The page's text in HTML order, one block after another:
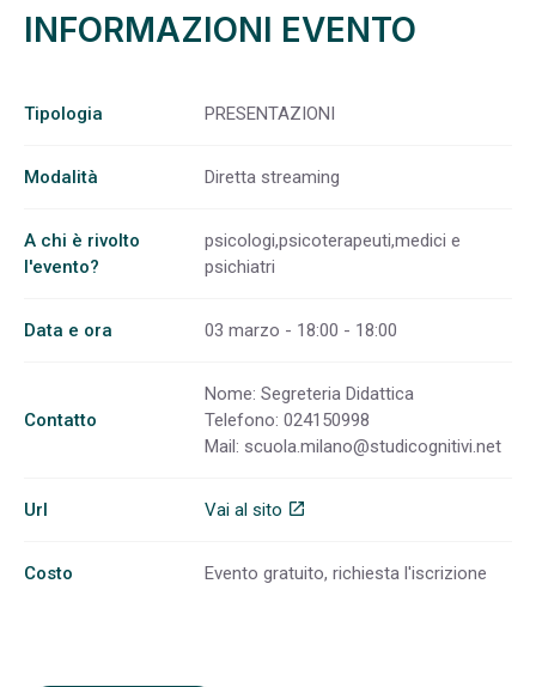
INFORMAZIONI EVENTO
Tipologia PRESENTAZIONI
Modalità Diretta streaming
A chi è rivolto
l'evento?
psicologi,psicoterapeuti,medici e
psichiatri
Data e ora 03 marzo - 18:00 - 18:00
Contatto
Nome: Segreteria Didattica
Telefono: 024150998
Mail: scuola.milano@studicognitivi.net
Url Vai al sito open_in_new
Costo Evento gratuito, richiesta l'iscrizione